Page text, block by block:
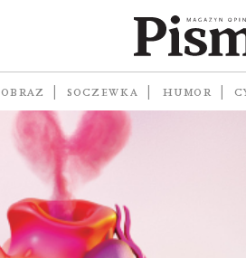
OBRAZ SOCZEWKA HUMOR